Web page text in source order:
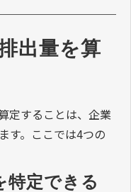
出量を算
定することは、企業
す。ここでは4つの
特定できる